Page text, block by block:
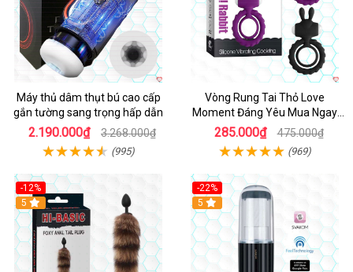
Máy thủ dâm thụt bú cao cấp
gắn tường sang trọng hấp dẫn
2.190.000₫ 3.268.000₫
(995)
Vòng Rung Tai Thỏ Love
Moment Đáng Yêu Mua Ngay
Giá Tốt
285.000₫ 475.000₫
(969)
-12%
Hot
5
-22%
5